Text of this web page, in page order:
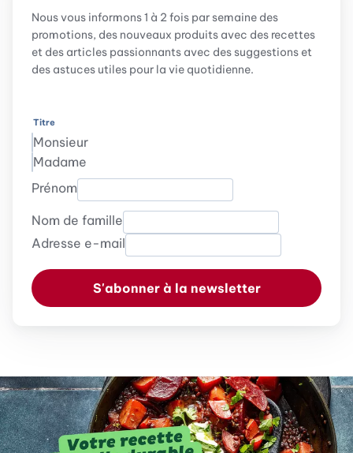
Nous vous informons 1 à 2 fois par semaine des
promotions, des nouveaux produits avec des recettes
et des articles passionnants avec des suggestions et
des astuces utiles pour la vie quotidienne.
Titre
Monsieur
Madame
Prénom
Nom de famille
Adresse e-mail
S'abonner à la newsletter